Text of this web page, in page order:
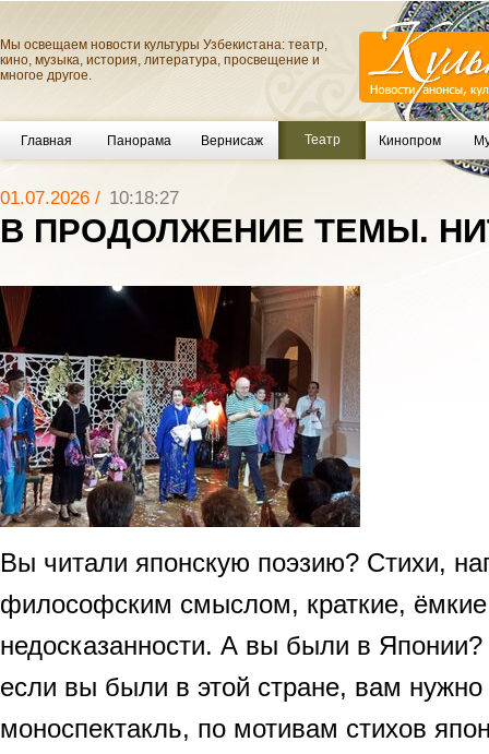
Мы освещаем новости культуры Узбекистана: театр,
кино, музыка, история, литература, просвещение и
многое другое.
Главная Панорама Вернисаж Театр Кинопром
01.07.2026 / 10:18:27
В ПРОДОЛЖЕНИЕ ТЕМЫ.
Вы читали японскую поэзию? Стихи,
философским смыслом, краткие, ёмкие
недосказанности. А вы были в
если вы были в этой стране, вам
моноспектакль, по мотивам стихов